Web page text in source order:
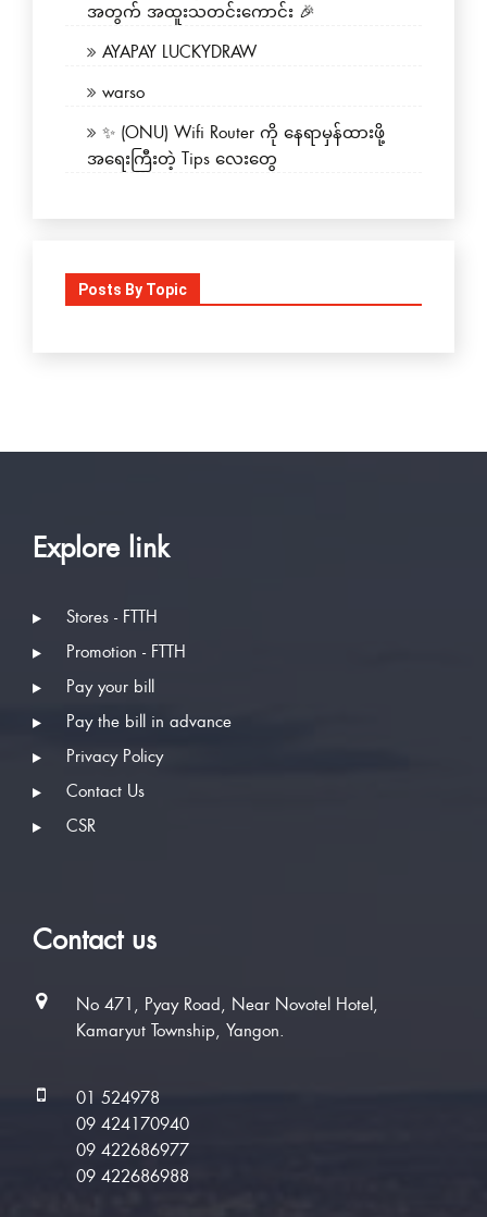
အတွက် အထူးသတင်းကောင်း 🎉
AYAPAY LUCKYDRAW
warso
✨ (ONU) Wifi Router ကို နေရာမှန်ထားဖို့
အရေးကြီးတဲ့ Tips လေးတွေ
Posts By Topic
Explore link
Stores - FTTH
Promotion - FTTH
Pay your bill
Pay the bill in advance
Privacy Policy
Contact Us
CSR
Contact us
No 471, Pyay Road, Near Novotel Hotel,
Kamaryut Township, Yangon.
01 524978
09 424170940
09 422686977
09 422686988